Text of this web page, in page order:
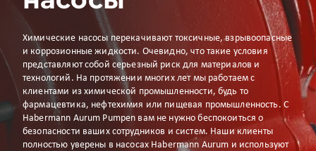
Химические насосы перекачивают токсичные, взрывоопасные
и коррозионные жидкости. Очевидно, что такие условия
представляют собой серьезный риск для материалов и
технологий. На протяжении многих лет мы работаем с
клиентами из химической промышленности, будь то
фармацевтика, нефтехимия или пищевая промышленность. С
Habermann Aurum Pumpen вам не нужно беспокоиться о
безопасности ваших сотрудников и систем. Наши клиенты
полностью уверены в насосах Habermann Aurum и используют